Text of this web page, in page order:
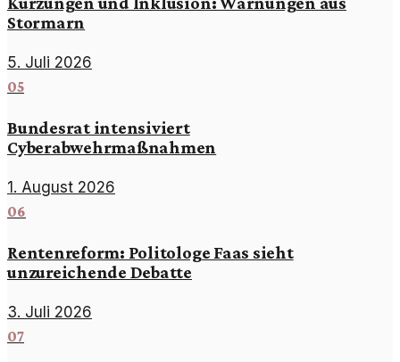
Stormarn
5. Juli 2026
05
Bundesrat intensiviert
Cyberabwehrmaßnahmen
1. August 2026
06
Rentenreform: Politologe Faas sieht
unzureichende Debatte
3. Juli 2026
07